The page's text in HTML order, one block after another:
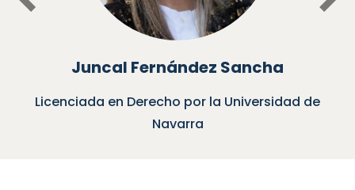
Juncal Fernández Sancha
Licenciada en Derecho por la Universidad de
Navarra
Previous